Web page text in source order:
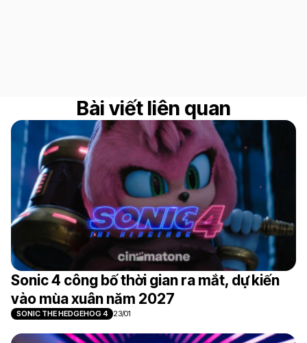
Bài viết liên quan
Sonic 4 công bố thời gian ra mắt, dự kiến
vào mùa xuân năm 2027
SONIC THE HEDGEHOG 4 23/01